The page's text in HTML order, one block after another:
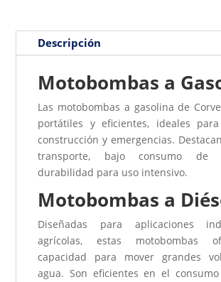
Descripción
Motobombas a
Las motobombas a gasolina de
portátiles y eficientes, ideales
construcción y emergencias.
transporte, bajo consumo de
durabilidad para uso intensivo.
Motobombas a
Diseñadas para aplicaciones
agrícolas, estas motobombas
capacidad para mover grandes
agua. Son eficientes en el